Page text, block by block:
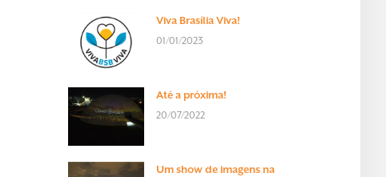
Viva Brasília Viva!
01/01/2023
Até a próxima!
20/07/2022
Um show de imagens na